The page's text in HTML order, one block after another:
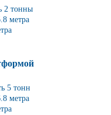
2 тонны
метра
5 тонн
метра